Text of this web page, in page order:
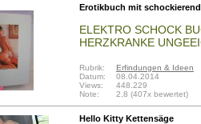
Erotikbuch mit
ELEKTRO SCHOCK
HERZKRANKE
Rubrik:
Erfindungen & Ideen
Datum:
08.04.2014
Views:
448.229
Note:
2,8 (407x bewertet)
Hello Kitty Kettensäge